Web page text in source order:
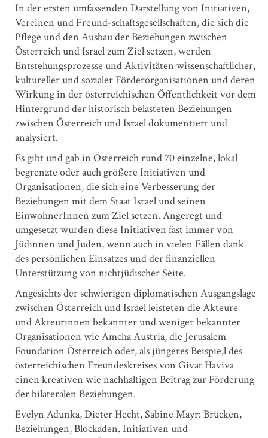
In der ersten umfassenden Darstellung von Initiativen,
Vereinen und Freund-schaftsgesellschaften, die sich die
Pflege und den Ausbau der Beziehungen zwischen
Österreich und Israel zum Ziel setzen, werden
Entstehungsprozesse und Aktivitäten wissenschaftlicher,
kultureller und sozialer Förderorganisationen und deren
Wirkung in der österreichischen Öffentlichkeit vor dem
Hintergrund der historisch belasteten Beziehungen
zwischen Österreich und Israel dokumentiert und
analysiert.
Es gibt und gab in Österreich rund 70 einzelne, lokal
begrenzte oder auch größere Initiativen und
Organisationen, die sich eine Verbesserung der
Beziehungen mit dem Staat Israel und seinen
EinwohnerInnen zum Ziel setzen. Angeregt und
umgesetzt wurden diese Initiativen fast immer von
Jüdinnen und Juden, wenn auch in vielen Fällen dank
des persönlichen Einsatzes und der finanziellen
Unterstützung von nichtjüdischer Seite.
Angesichts der schwierigen diplomatischen Ausgangslage
zwischen Österreich und Israel leisteten die Akteure
und Akteurinnen bekannter und weniger bekannter
Organisationen wie Amcha Austria, die Jerusalem
Foundation Österreich oder, als jüngeres Beispie,l des
österreichischen Freundeskreises von Givat Haviva
einen kreativen wie nachhaltigen Beitrag zur Förderung
der bilateralen Beziehungen.
Evelyn Adunka, Dieter Hecht, Sabine Mayr: Brücken,
Beziehungen, Blockaden. Initiativen und